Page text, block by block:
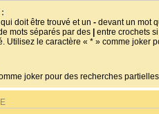
doit être trouvé et un - devant un mot
mots séparés par des
entre crochets
Utilisez le caractère « * » comme joker
joker pour des recherches